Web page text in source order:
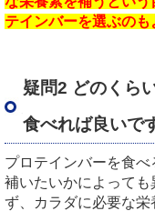
テインバーを選ぶの
疑問2 どのくら
食べれば良いで
プロテインバーを食
補いたいかによって
ず、カラダに必要な栄